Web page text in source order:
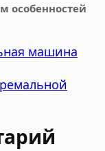
особенностей
машина